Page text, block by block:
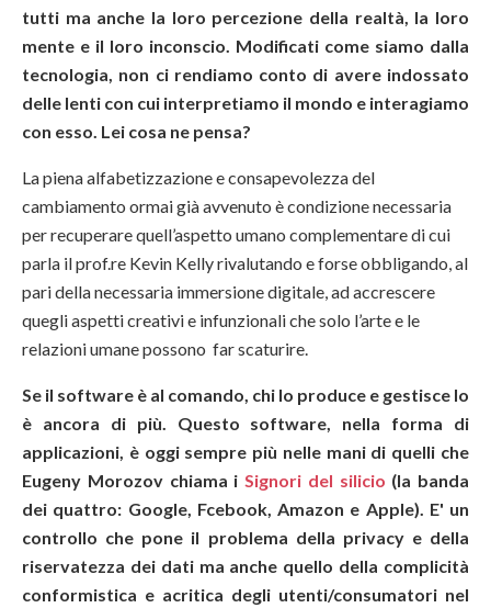
tutti ma anche la loro percezione della realtà, la loro
mente e il loro inconscio. Modificati come siamo dalla
tecnologia, non ci rendiamo conto di avere indossato
delle lenti con cui interpretiamo il mondo e interagiamo
con esso. Lei cosa ne pensa?
La piena alfabetizzazione e consapevolezza del
cambiamento ormai già avvenuto è condizione necessaria
per recuperare quell’aspetto umano complementare di cui
parla il prof.re Kevin Kelly rivalutando e forse obbligando, al
pari della necessaria immersione digitale, ad accrescere
quegli aspetti creativi e infunzionali che solo l’arte e le
relazioni umane possono far scaturire.
Se il software è al comando, chi lo produce e gestisce lo
è ancora di più. Questo software, nella forma di
applicazioni, è oggi sempre più nelle mani di quelli che
Eugeny Morozov chiama i Signori del silicio (la banda
dei quattro: Google, Fcebook, Amazon e Apple). E' un
controllo che pone il problema della privacy e della
riservatezza dei dati ma anche quello della complicità
conformistica e acritica degli utenti/consumatori nel